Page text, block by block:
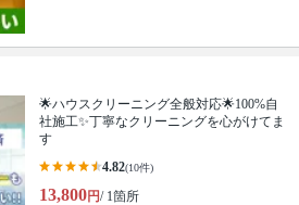
🌟ハウスクリーニング全般対応🌟100%自
社施工✨丁寧なクリーニングを心がけてま
す
4.82(10件)
13,800円/ 1箇所